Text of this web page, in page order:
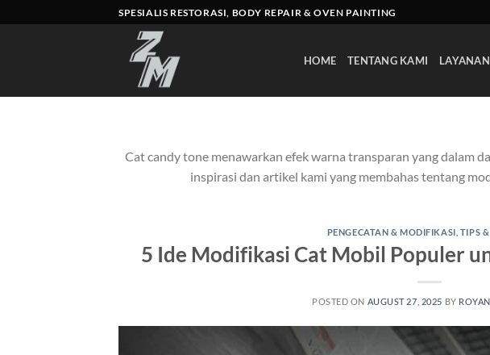
to
SPESIALIS RESTORASI, BODY REPAIR & OVEN PAINTING
HOME TENTANG KAMI LAYANAN
Cat candy tone menawarkan efek warna transparan yang dalam
inspirasi dan artikel kami yang membahas tentang
PENGECATAN & MODIFIKASI TIPS
5 Ide Modifikasi Cat Mobil Populer
POSTED ON AUGUST 27, 2025 BY